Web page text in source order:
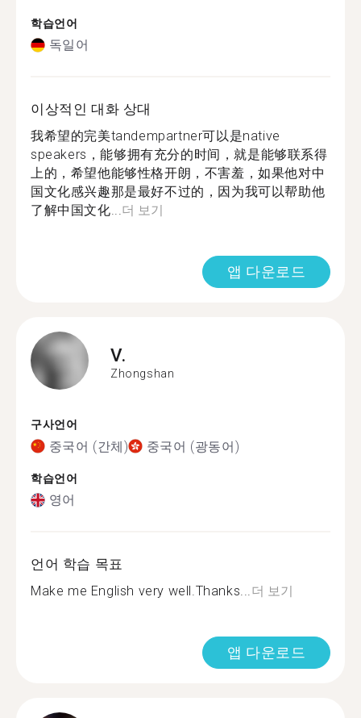
학습언어
독일어
이상적인 대화 상대
我希望的完美tandempartner可以是native
speakers，能够拥有充分的时间，就是能够联系得
上的，希望他能够性格开朗，不害羞，如果他对中
国文化感兴趣那是最好不过的，因为我可以帮助他
了解中国文化...더 보기
앱 다운로드
V.
Zhongshan
구사언어
중국어 (간체) 중국어 (광동어)
학습언어
영어
언어 학습 목표
Make me English very well.Thanks...더 보기
앱 다운로드